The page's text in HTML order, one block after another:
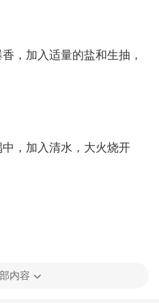
，加入适量的盐和生抽，
，加入清水，大火烧开
内容